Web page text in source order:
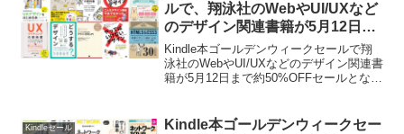
ルで、翔泳社のWebやUI/UXなど
のデザイン関連書籍が5月12日ま
で約50%OFFセール中。
Kindle本ゴールデンウィークセールで翔
泳社のWebやUI/UXなどのデザイン関連書
籍が5月12日まで約50%OFFセールとなっ
Kindleセール
Kindle本ゴールデンウィークセー